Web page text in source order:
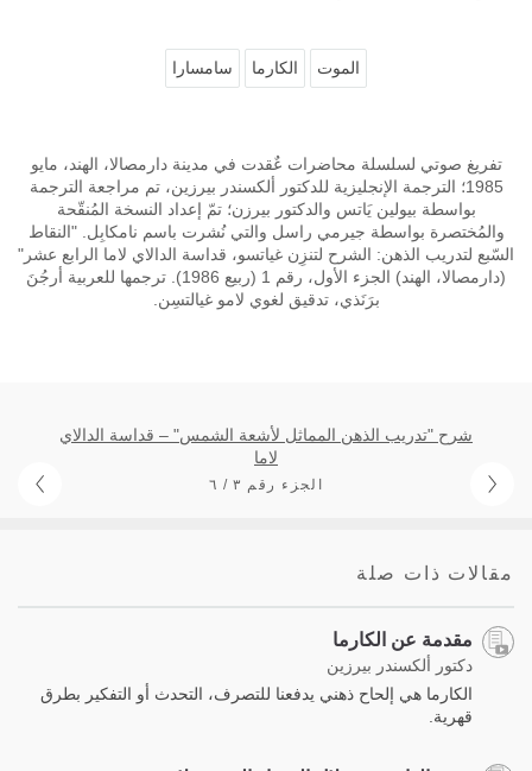
الموت الكارما سامسارا
تفريغ صوتي لسلسلة محاضرات عٌقدت في مدينة دارمصالا، الهند، مايو
1985؛ الترجمة الإنجليزية للدكتور ألكسندر بيرزين، تم مراجعة الترجمة
بواسطة بيولين يَاتس والدكتور بيرزن؛ تمّ إعداد النسخة المُنقّحة
والمُختصرة بواسطة جيرمي راسل والتي نُشرت باسم نامكابِل. "النقاط
السّبع لتدريب الذهن: الشرح لتنزِن غياتسو، قداسة الدالاي لاما الرابع عشر"
(دارمصالا، الهند) الجزء الأول، رقم 1 (ربيع 1986). ترجمها للعربية أرجُنَ
برَنَذي، تدقيق لغوي لامو غيالتسِن.
شرح "تدريب الذهن المماثل لأشعة الشمس" – قداسة الدالاي
لاما
الجزء رقم ٣ / ٦
مقالات ذات صلة
مقدمة عن الكارما
دكتور ألكسندر بيرزين
الكارما هي إلحاح ذهني يدفعنا للتصرف، التحدث أو التفكير بطرق
قهرية.